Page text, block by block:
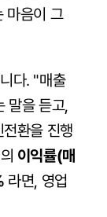
마음이 그
다. "매출
말을 듣고,
환을 진행
이익률(매
라면, 영업